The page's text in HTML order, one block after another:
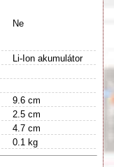
Ne
Li-Ion akumulátor
9.6 cm
2.5 cm
4.7 cm
0.1 kg